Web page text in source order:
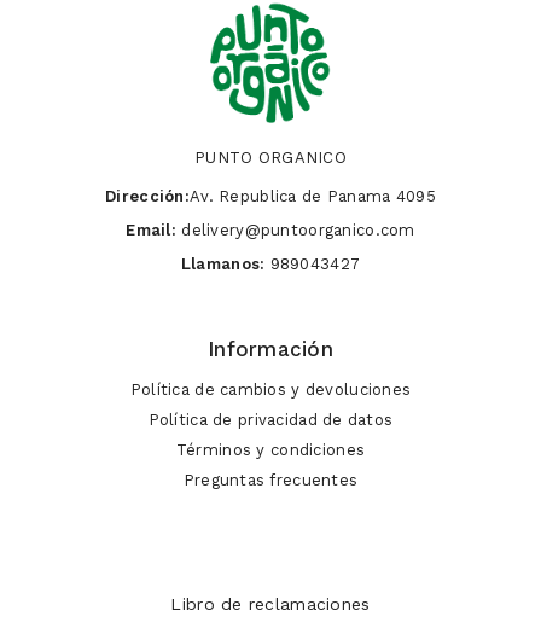
PUNTO ORGANICO
Dirección:Av. Republica de Panama 4095
Email: delivery@puntoorganico.com
Llamanos: 989043427
Información
Política de cambios y devoluciones
Política de privacidad de datos
Términos y condiciones
Preguntas frecuentes
Libro de reclamaciones